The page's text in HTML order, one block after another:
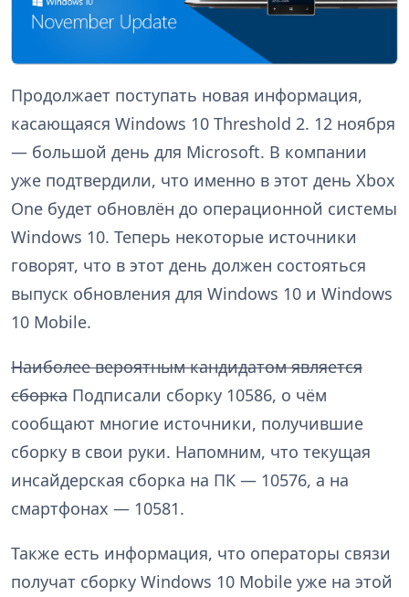
Продолжает поступать новая информация,
касающаяся Windows 10 Threshold 2. 12 ноября
— большой день для Microsoft. В компании
уже подтвердили, что именно в этот день Xbox
One будет обновлён до операционной системы
Windows 10. Теперь некоторые источники
говорят, что в этот день должен состояться
выпуск обновления для Windows 10 и Windows
10 Mobile.
Наиболее вероятным кандидатом является
сборка Подписали сборку 10586, о чём
сообщают многие источники, получившие
сборку в свои руки. Напомним, что текущая
инсайдерская сборка на ПК — 10576, а на
смартфонах — 10581.
Также есть информация, что операторы связи
получат сборку Windows 10 Mobile уже на этой